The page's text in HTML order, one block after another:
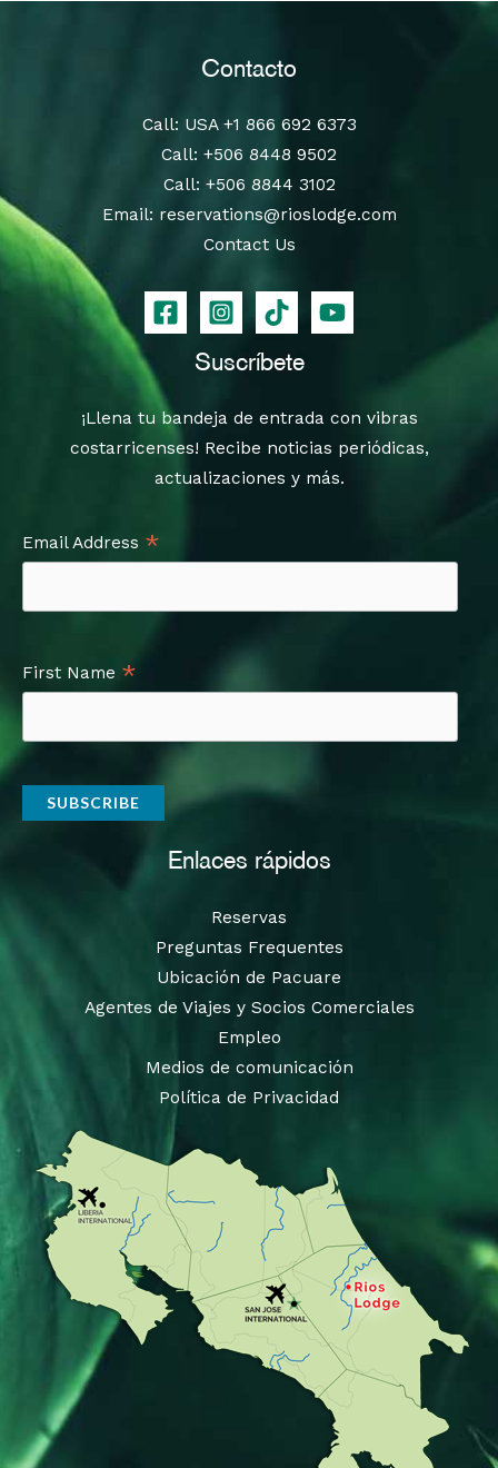
Contacto
Call: USA +1 866 692 6373
Call: +506 8448 9502
Call: +506 8844 3102
Email: reservations@rioslodge.com
Contact Us
Suscríbete
¡Llena tu bandeja de entrada con vibras
costarricenses! Recibe noticias periódicas,
actualizaciones y más.
Email Address *
First Name *
Enlaces rápidos
Reservas
Preguntas Frequentes
Ubicación de Pacuare
Agentes de Viajes y Socios Comerciales
Empleo
Medios de comunicación
Política de Privacidad